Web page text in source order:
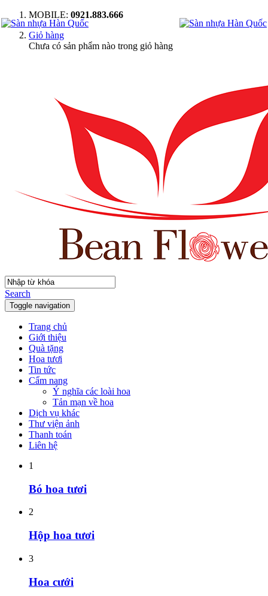
MOBILE: 0921.883.666
Giỏ hàng
Chưa có sản phẩm nào trong giỏ hàng
Search
Toggle navigation
Trang chủ
Giới thiệu
Quà tặng
Hoa tươi
Tin tức
Cẩm nang
Ý nghĩa các loài hoa
Tản mạn về hoa
Dịch vụ khác
Thư viện ảnh
Thanh toán
Liên hệ
1
Bó hoa tươi
2
Hộp hoa tươi
3
Hoa cưới